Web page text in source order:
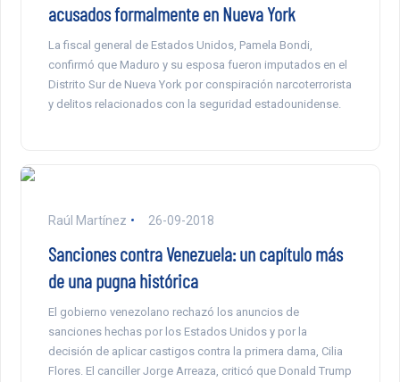
acusados formalmente en Nueva York
La fiscal general de Estados Unidos, Pamela Bondi,
confirmó que Maduro y su esposa fueron imputados en el
Distrito Sur de Nueva York por conspiración narcoterrorista
y delitos relacionados con la seguridad estadounidense.
Raúl Martínez 26-09-2018
Sanciones contra Venezuela: un capítulo más
de una pugna histórica
El gobierno venezolano rechazó los anuncios de
sanciones hechas por los Estados Unidos y por la
decisión de aplicar castigos contra la primera dama, Cilia
Flores. El canciller Jorge Arreaza, criticó que Donald Trump